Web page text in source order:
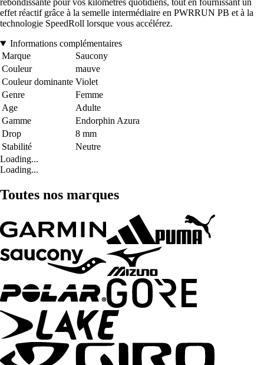
rebondissante pour vos kilomètres quotidiens, tout en fournissant un
effet réactif grâce à la semelle intermédiaire en PWRRUN PB et à la
technologie SpeedRoll lorsque vous accélérez.
Informations complémentaires
Marque
Saucony
Couleur
mauve
Couleur dominante Violet
Genre
Femme
Age
Adulte
Gamme
Endorphin Azura
Drop
8 mm
Stabilité
Neutre
Loading...
Loading...
Toutes nos marques